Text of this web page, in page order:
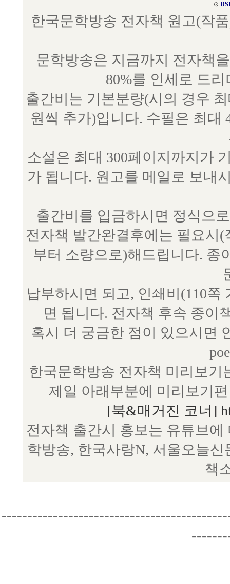
⊙
한국문학방송 전자책 원고(작
문학방송은 지금까지 전자책
80%를 인세로 드
출간비는 기본분량(시의 경우
원씩 추가)입니다. 수필은 최대
소설은 최대 300페이지까지가
가 됩니다. 원고를 메일로 보내
출간비를 입금하시면 정식으
전자책 발간완결후에는 필요시
부터 소량으로)해드립니다. 종
납부하시면 되고, 인쇄비(110
면 됩니다. 전자책 후속 종이
혹시 더 궁금한 점이 있으시면
한국문학방송 전자책 미리보
제일 아래부분에 미리보기
[북&매거진 코너]
전자책 출간시 홍보는 유튜브
학방송, 한국사랑N, 서울오늘
책